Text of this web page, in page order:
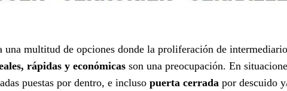
una multitud de opciones donde la proliferación de
rápidas y económicas son una preocupación. En
puestas por dentro, e incluso puerta cerrada por descuido